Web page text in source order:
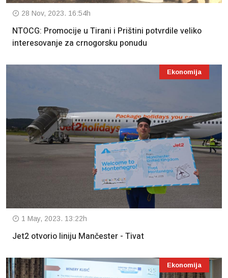
28 Nov, 2023. 16:54h
NTOCG: Promocije u Tirani i Prištini potvrdile veliko
interesovanje za crnogorsku ponudu
Ekonomija
1 May, 2023. 13:22h
Jet2 otvorio liniju Mančester - Tivat
Ekonomija